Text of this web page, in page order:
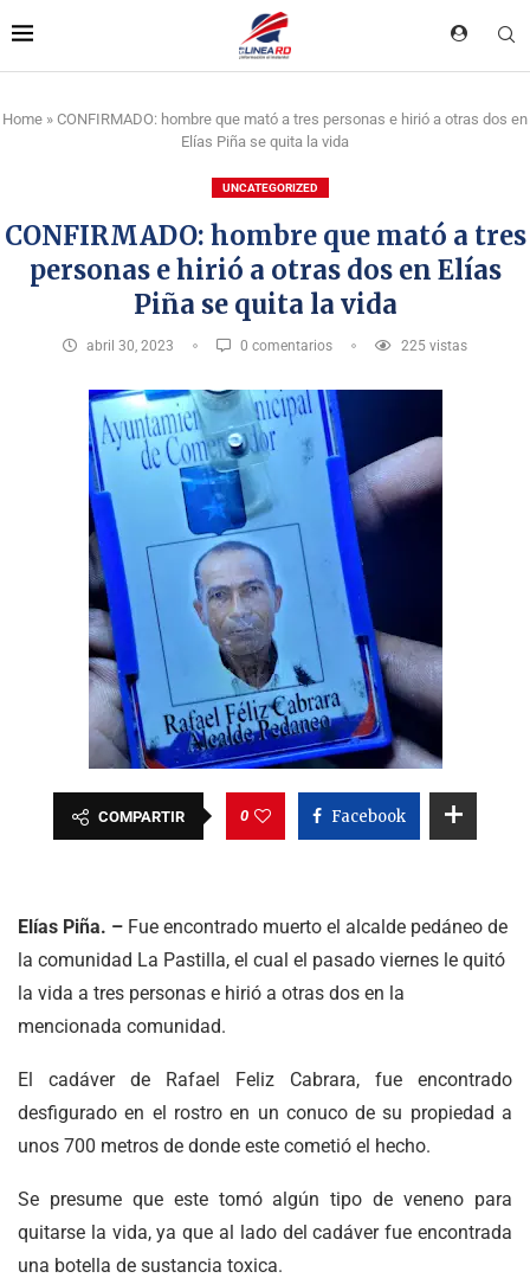
Home » CONFIRMADO: hombre que mató a tres personas e hirió a otras dos en
Elías Piña se quita la vida
UNCATEGORIZED
CONFIRMADO: hombre que mató a tres
personas e hirió a otras dos en Elías
Piña se quita la vida
abril 30, 2023 0 comentarios 225 vistas
COMPARTIR 0 Facebook
Elías Piña. – Fue encontrado muerto el alcalde pedáneo de
la comunidad La Pastilla, el cual el pasado viernes le quitó
la vida a tres personas e hirió a otras dos en la
mencionada comunidad.
El cadáver de Rafael Feliz Cabrara, fue encontrado
desfigurado en el rostro en un conuco de su propiedad a
unos 700 metros de donde este cometió el hecho.
Se presume que este tomó algún tipo de veneno para
quitarse la vida, ya que al lado del cadáver fue encontrada
una botella de sustancia toxica.